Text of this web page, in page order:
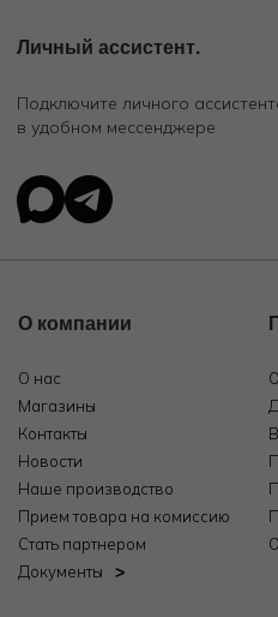
Личный ассистент.
Подключите личного
в удобном мессенджере
О компании
О нас
Магазины
Контакты
Новости
Наше производство
Прием товара на комиссию
Стать партнером
Документы